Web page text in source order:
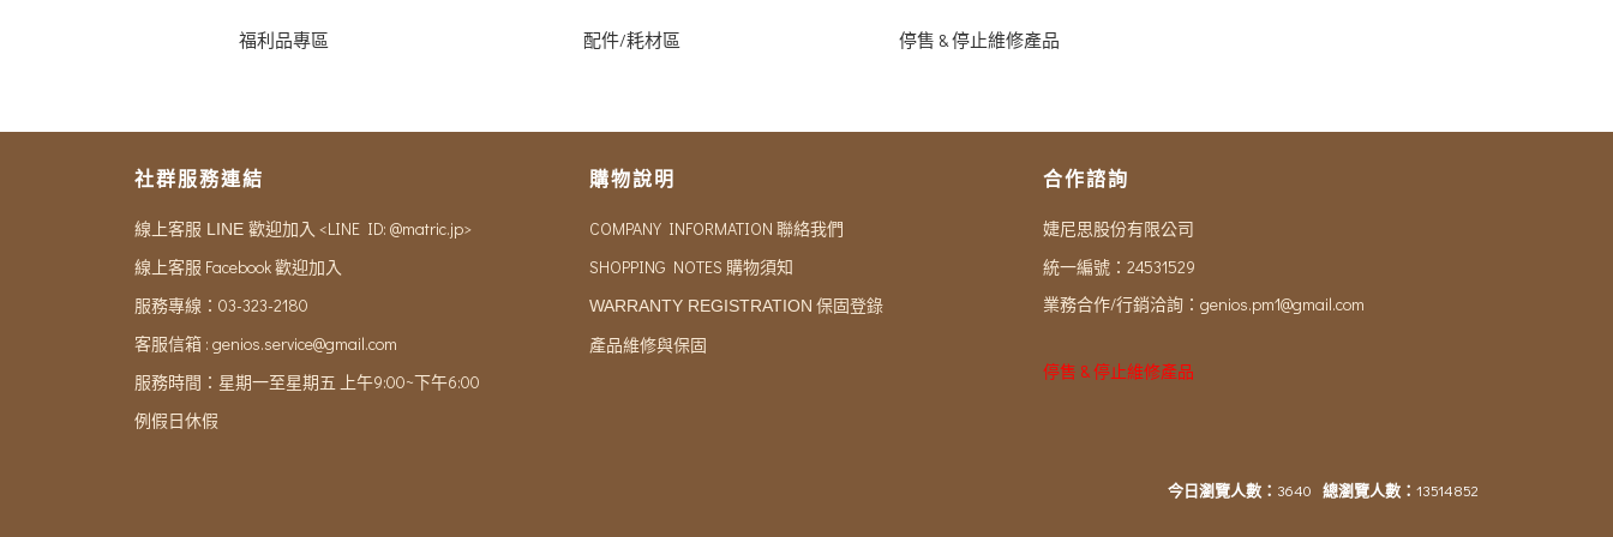
福利品專區 配件/耗材區 停售 & 停止維修產品
社群服務連結
線上客服 LINE 歡迎加入 <LINE ID: @matric.jp>
線上客服 Facebook 歡迎加入
服務專線：03-323-2180
客服信箱 : genios.service@gmail.com
服務時間：星期一至星期五 上午9:00~下午6:00
例假日休假
購物說明
COMPANY INFORMATION 聯絡我們
SHOPPING NOTES 購物須知
WARRANTY REGISTRATION 保固登錄
產品維修與保固
合作諮詢
婕尼思股份有限公司
統一編號：24531529
業務合作/行銷洽詢：genios.pm1@gmail.com
停售 & 停止維修產品
今日瀏覽人數： 3640 總瀏覽人數： 13514852